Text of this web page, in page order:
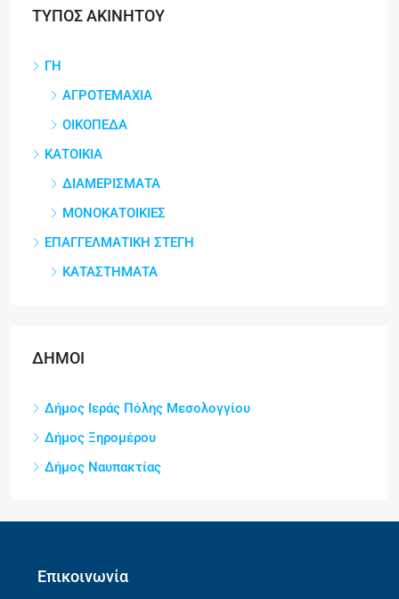
ΤΥΠΟΣ ΑΚΙΝΗΤΟΥ
ΓΗ
ΑΓΡΟΤΕΜΑΧΙΑ
ΟΙΚΟΠΕΔΑ
ΚΑΤΟΙΚΙΑ
ΔΙΑΜΕΡΙΣΜΑΤΑ
ΜΟΝΟΚΑΤΟΙΚΙΕΣ
ΕΠΑΓΓΕΛΜΑΤΙΚΗ ΣΤΕΓΗ
ΚΑΤΑΣΤΗΜΑΤΑ
ΔΗΜΟΙ
Δήμος Ιεράς Πόλης Μεσολογγίου
Δήμος Ξηρομέρου
Δήμος Ναυπακτίας
Επικοινωνία